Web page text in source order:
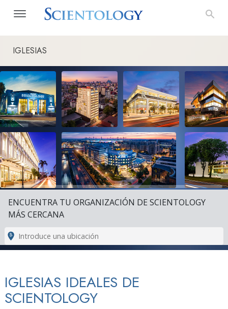
IGLESIAS
ENCUENTRA TU ORGANIZACIÓN DE SCIENTOLOGY
MÁS CERCANA
IGLESIAS IDEALES DE
SCIENTOLOGY